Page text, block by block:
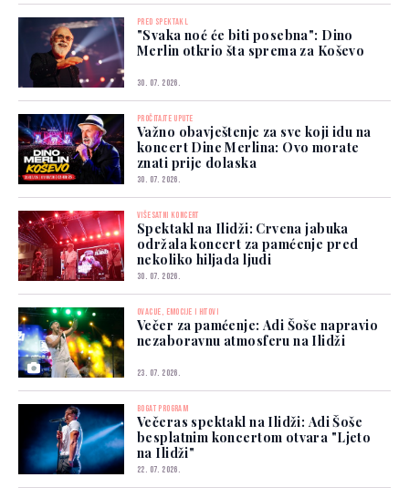
PRED SPEKTAKL
"Svaka noć će biti posebna": Dino
Merlin otkrio šta sprema za Koševo
30. 07. 2026.
PROČITAJTE UPUTE
Važno obavještenje za sve koji idu na
koncert Dine Merlina: Ovo morate
znati prije dolaska
30. 07. 2026.
VIŠESATNI KONCERT
Spektakl na Ilidži: Crvena jabuka
održala koncert za pamćenje pred
nekoliko hiljada ljudi
30. 07. 2026.
OVACIJE, EMOCIJE I HITOVI
Večer za pamćenje: Adi Šoše napravio
nezaboravnu atmosferu na Ilidži
23. 07. 2026.
BOGAT PROGRAM
Večeras spektakl na Ilidži: Adi Šoše
besplatnim koncertom otvara "Ljeto
na Ilidži"
22. 07. 2026.